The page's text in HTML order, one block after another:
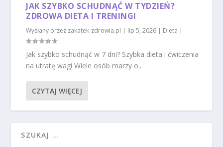
JAK SZYBKO SCHUDNĄĆ W TYDZIEŃ?
ZDROWA DIETA I TRENINGI
Wysłany przez zakatek-zdrowia.pl | lip 5, 2026 | Dieta |
Jak szybko schudnąć w 7 dni? Szybka dieta i ćwiczenia
na utratę wagi Wiele osób marzy o...
CZYTAJ WIĘCEJ